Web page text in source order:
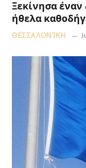
Ξεκίνησα
ήθελα
ΘΕΣΣΑΛΟΝΊΚΗ